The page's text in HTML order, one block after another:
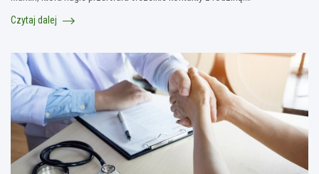
Czytaj dalej